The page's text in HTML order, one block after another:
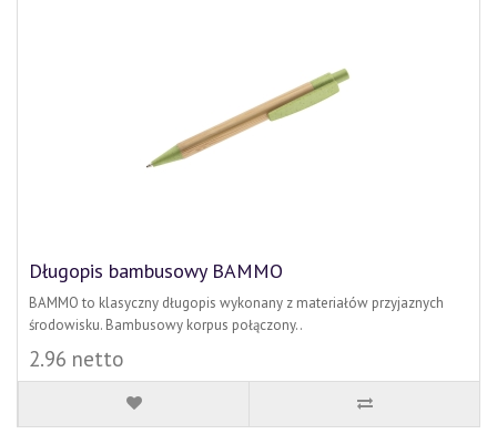
Długopis bambusowy BAMMO
BAMMO to klasyczny długopis wykonany z materiałów przyjaznych
środowisku. Bambusowy korpus połączony..
2.96 netto